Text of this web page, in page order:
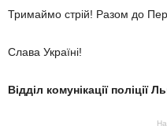
Тримаймо стрій! Разом до
Слава Україні!
Відділ комунікації поліції
На